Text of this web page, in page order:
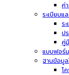
ค่
ระเบียบแ
ร
ป
คู่
แบบฟอร์ม
ฐานข้อมู
โ